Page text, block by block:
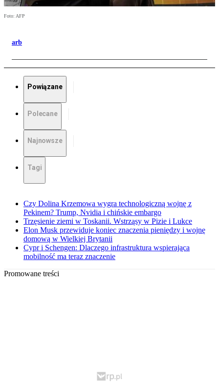
Foto: AFP
arb
Powiązane
Polecane
Najnowsze
Tagi
Czy Dolina Krzemowa wygra technologiczną wojnę z
Pekinem? Trump, Nvidia i chińskie embargo
Trzęsienie ziemi w Toskanii. Wstrząsy w Pizie i Lukce
Elon Musk przewiduje koniec znaczenia pieniędzy i wojnę
domową w Wielkiej Brytanii
Cypr i Schengen: Dlaczego infrastruktura wspierająca
mobilność ma teraz znaczenie
Promowane treści